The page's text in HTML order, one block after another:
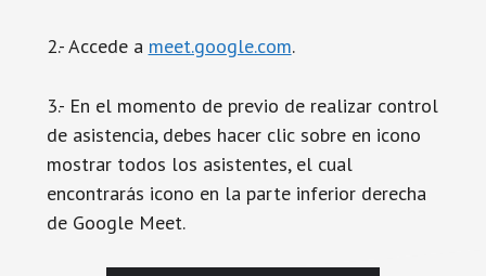
2.- Accede a meet.google.com.
3.- En el momento de previo de realizar control
de asistencia, debes hacer clic sobre en icono
mostrar todos los asistentes, el cual
encontrarás icono en la parte inferior derecha
de Google Meet.